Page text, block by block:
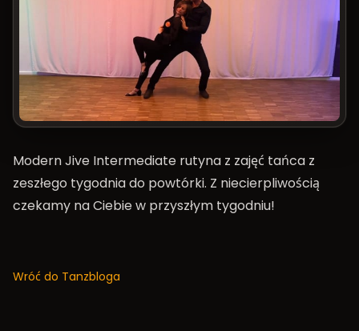
Modern Jive Intermediate rutyna z zajęć tańca z
zeszłego tygodnia do powtórki. Z niecierpliwością
czekamy na Ciebie w przyszłym tygodniu!
Wróć do Tanzbloga